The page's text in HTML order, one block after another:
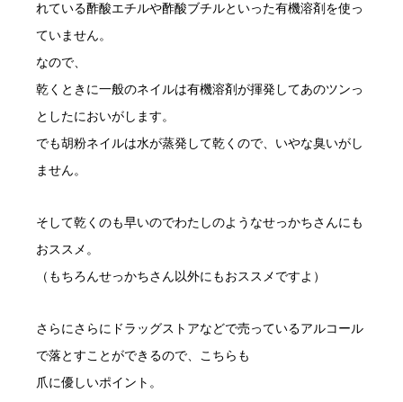
れている酢酸エチルや酢酸ブチルといった有機溶剤を使っ
ていません。
なので、
乾くときに一般のネイルは有機溶剤が揮発してあのツンっ
としたにおいがします。
でも胡粉ネイルは水が蒸発して乾くので、いやな臭いがし
ません。
そして乾くのも早いのでわたしのようなせっかちさんにも
おススメ。
（もちろんせっかちさん以外にもおススメですよ）
さらにさらにドラッグストアなどで売っているアルコール
で落とすことができるので、こちらも
爪に優しいポイント。